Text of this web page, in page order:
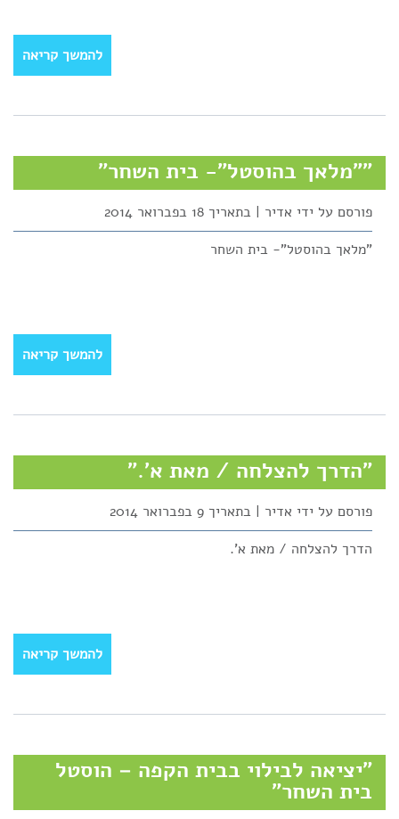
להמשך קריאה
""מלאך בהוסטל"- בית השחר"
פורסם על ידי אדיר | בתאריך 18 בפברואר 2014
"מלאך בהוסטל"- בית השחר
להמשך קריאה
"הדרך להצלחה / מאת א'."
פורסם על ידי אדיר | בתאריך 9 בפברואר 2014
הדרך להצלחה / מאת א'.
להמשך קריאה
"יציאה לבילוי בבית הקפה – הוסטל
בית השחר"